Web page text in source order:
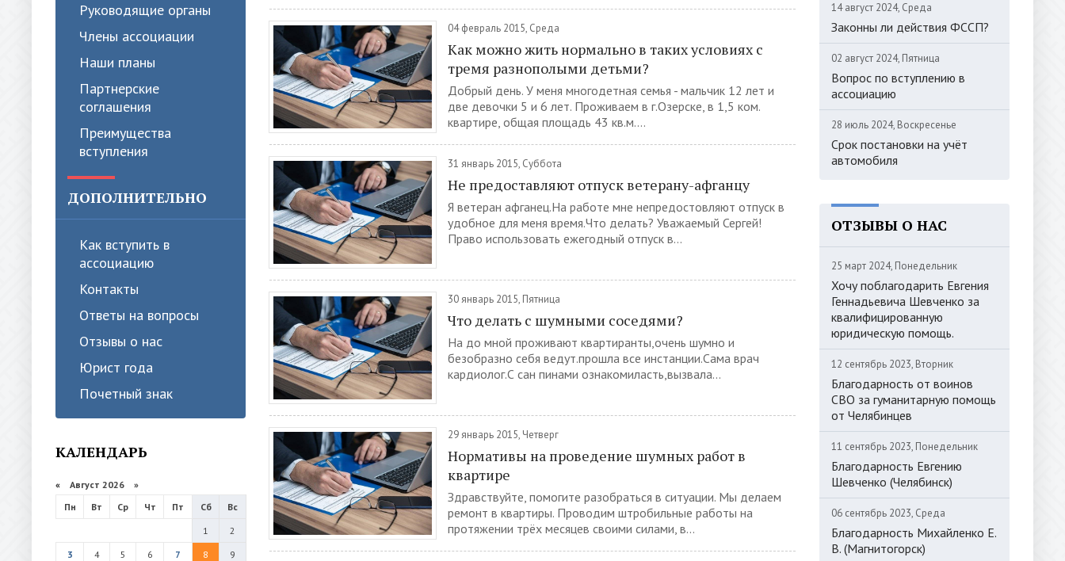
Руководящие органы
Члены ассоциации
Наши планы
Партнерские
соглашения
Преимущества
вступления
ДОПОЛНИТЕЛЬНО
Как вступить в
ассоциацию
Контакты
Ответы на вопросы
Отзывы о нас
Юрист года
Почетный знак
КАЛЕНДАРЬ
« Август 2026 »
Пн
Вт Ср Чт Пт Сб
Вс
1
2
3
4 5 6 7 8
9
04 февраль 2015, Среда
Как можно жить нормально в таких условиях с
тремя разнополыми детьми?
Добрый день. У меня многодетная семья - мальчик 12 лет и
две девочки 5 и 6 лет. Проживаем в г.Озерске, в 1,5 ком.
квартире, общая площадь 43 кв.м....
31 январь 2015, Суббота
Не предоставляют отпуск ветерану-афганцу
Я ветеран афганец.На работе мне непредостовляют отпуск в
удобное для меня время.Что делать? Уважаемый Сергей!
Право использовать ежегодный отпуск в...
30 январь 2015, Пятница
Что делать с шумными соседями?
На до мной проживают квартиранты,очень шумно и
безобразно себя ведут.прошла все инстанции.Сама врач
кардиолог.С сан пинами ознакомиласть,вызвала...
29 январь 2015, Четверг
Нормативы на проведение шумных работ в
квартире
Здравствуйте, помогите разобраться в ситуации. Мы делаем
ремонт в квартиры. Проводим штробильные работы на
протяжении трёх месяцев своими силами, в...
14 август 2024, Среда
Законны ли действия ФССП?
02 август 2024, Пятница
Вопрос по вступлению в
ассоциацию
28 июль 2024, Воскресенье
Срок постановки на учёт
автомобиля
ОТЗЫВЫ О НАС
25 март 2024, Понедельник
Хочу поблагодарить Евгения
Геннадьевича Шевченко за
квалифицированную
юридическую помощь.
12 сентябрь 2023, Вторник
Благодарность от воинов
СВО за гуманитарную помощь
от Челябинцев
11 сентябрь 2023, Понедельник
Благодарность Евгению
Шевченко (Челябинск)
06 сентябрь 2023, Среда
Благодарность Михайленко Е.
В. (Магнитогорск)